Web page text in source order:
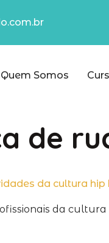
Quem Somos
de
da cultura hip
da cultura